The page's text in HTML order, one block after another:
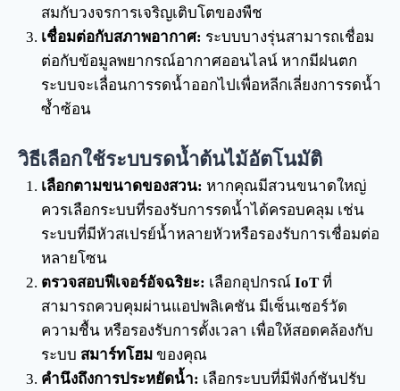
สมกับวงจรการเจริญเติบโตของพืช
เชื่อมต่อกับสภาพอากาศ: ระบบบางรุ่นสามารถเชื่อม
ต่อกับข้อมูลพยากรณ์อากาศออนไลน์ หากมีฝนตก
ระบบจะเลื่อนการรดน้ำออกไปเพื่อหลีกเลี่ยงการรดน้ำ
ซ้ำซ้อน
วิธีเลือกใช้ระบบรดน้ำต้นไม้อัตโนมัติ
เลือกตามขนาดของสวน: หากคุณมีสวนขนาดใหญ่
ควรเลือกระบบที่รองรับการรดน้ำได้ครอบคลุม เช่น
ระบบที่มีหัวสเปรย์น้ำหลายหัวหรือรองรับการเชื่อมต่อ
หลายโซน
ตรวจสอบฟีเจอร์อัจฉริยะ: เลือกอุปกรณ์ IoTที่
สามารถควบคุมผ่านแอปพลิเคชัน มีเซ็นเซอร์วัด
ความชื้น หรือรองรับการตั้งเวลา เพื่อให้สอดคล้องกับ
ระบบ สมาร์ทโฮมของคุณ
คำนึงถึงการประหยัดน้ำ: เลือกระบบที่มีฟังก์ชันปรับ